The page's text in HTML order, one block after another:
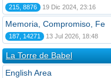
215, 8876 19 Dic 2024, 23:16
Memoria, Compromiso, Fe
187, 14271 13 Jul 2026, 18:48
La Torre de Babel
English Area